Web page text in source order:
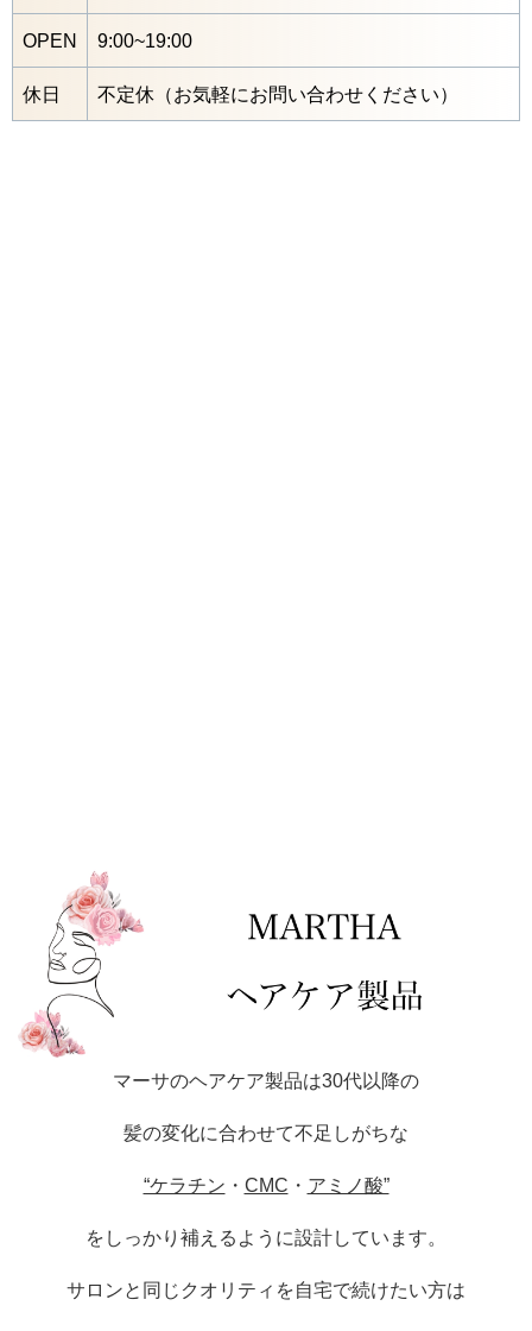
OPEN 9:00~19:00
休日 不定休（お気軽にお問い合わせください）
マーサのヘアケア製品は30代以降の
髪の変化に合わせて不足しがちな
“ケラチン ・ CMC ・ アミノ酸”
をしっかり補えるように設計しています。
サロンと同じクオリティを自宅で続けたい方は